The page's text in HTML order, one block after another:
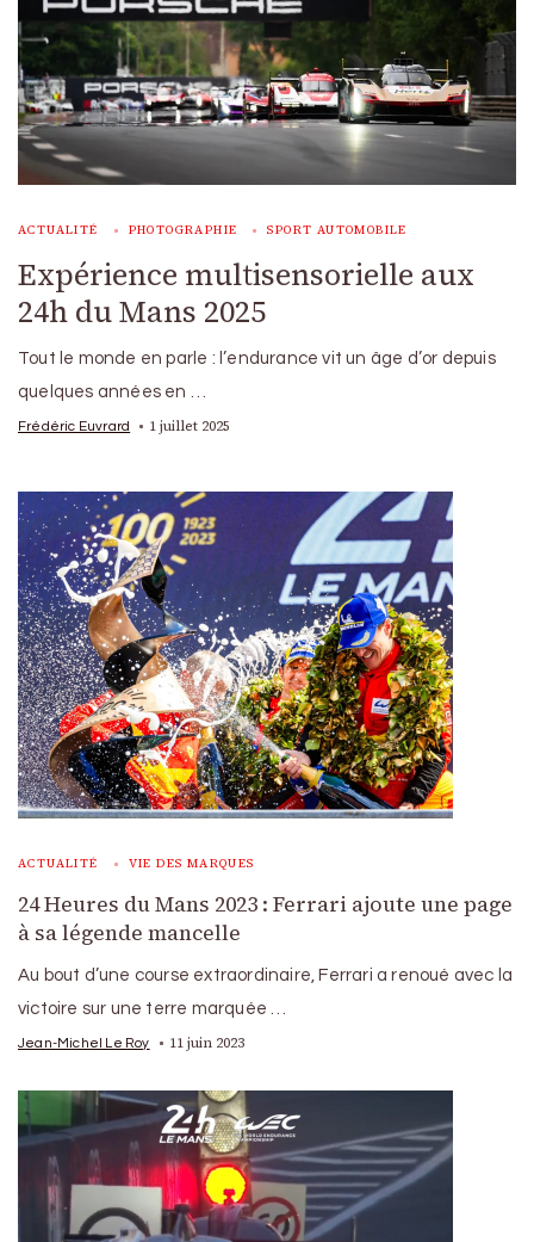
ACTUALITÉ PHOTOGRAPHIE SPORT AUTOMOBILE
Expérience multisensorielle aux
24h du Mans 2025
Tout le monde en parle : l’endurance vit un âge d’or depuis
quelques années en …
Frédéric Euvrard 1 juillet 2025
ACTUALITÉ VIE DES MARQUES
24 Heures du Mans 2023 : Ferrari ajoute une page
à sa légende mancelle
Au bout d’une course extraordinaire, Ferrari a renoué avec la
victoire sur une terre marquée …
Jean-Michel Le Roy 11 juin 2023